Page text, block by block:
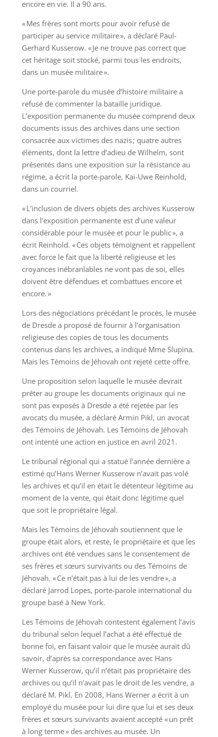
encore en vie. Il a 90 ans.
« Mes frères sont morts pour avoir refusé de
participer au service militaire », a déclaré Paul-
Gerhard Kusserow. « Je ne trouve pas correct que
cet héritage soit stocké, parmi tous les endroits,
dans un musée militaire ».
Une porte-parole du musée d’histoire militaire a
refusé de commenter la bataille juridique.
L’exposition permanente du musée comprend deux
documents issus des archives dans une section
consacrée aux victimes des nazis ; quatre autres
éléments, dont la lettre d’adieu de Wilhelm, sont
présentés dans une exposition sur la résistance au
régime, a écrit la porte-parole, Kai-Uwe Reinhold,
dans un courriel.
« L’inclusion de divers objets des archives Kusserow
dans l’exposition permanente est d’une valeur
considérable pour le musée et pour le public », a
écrit Reinhold. « Ces objets témoignent et rappellent
avec force le fait que la liberté religieuse et les
croyances inébranlables ne vont pas de soi, elles
doivent être défendues et combattues encore et
encore. »
Lors des négociations précédant le procès, le musée
de Dresde a proposé de fournir à l’organisation
religieuse des copies de tous les documents
contenus dans les archives, a indiqué Mme Slupina.
Mais les Témoins de Jéhovah ont rejeté cette offre.
Une proposition selon laquelle le musée devrait
prêter au groupe les documents originaux qui ne
sont pas exposés à Dresde a été rejetée par les
avocats du musée, a déclaré Armin Pikl, un avocat
des Témoins de Jéhovah. Les Témoins de Jéhovah
ont intenté une action en justice en avril 2021.
Le tribunal régional qui a statué l’année dernière a
estimé qu’Hans Werner Kusserow n’avait pas volé
les archives et qu’il en était le détenteur légitime au
moment de la vente, qui était donc légitime quel
que soit le propriétaire légal.
Mais les Témoins de Jéhovah soutiennent que le
groupe était alors, et reste, le propriétaire et que les
archives ont été vendues sans le consentement de
ses frères et sœurs survivants ou des Témoins de
Jéhovah. « Ce n’était pas à lui de les vendre », a
déclaré Jarrod Lopes, porte-parole international du
groupe basé à New York.
Les Témoins de Jéhovah contestent également l’avis
du tribunal selon lequel l’achat a été effectué de
bonne foi, en faisant valoir que le musée aurait dû
savoir, d’après sa correspondance avec Hans
Werner Kusserow, qu’il n’était pas propriétaire des
archives ou qu’il n’avait pas le droit de les vendre, a
déclaré M. Pikl. En 2008, Hans Werner a écrit à un
employé du musée pour lui dire que lui et ses deux
frères et sœurs survivants avaient accepté « un prêt
à long terme » des archives au musée. Un